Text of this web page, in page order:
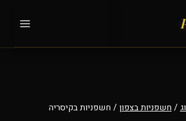
/ חשפניות בצפון / חשפניות בקיסריה